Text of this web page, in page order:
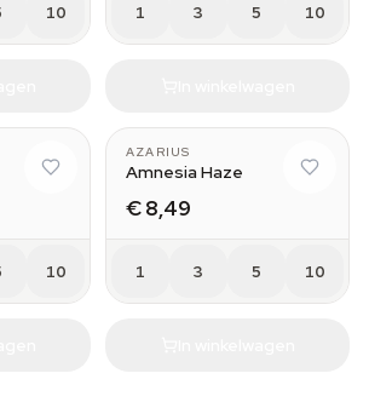
10 1 3 5 10
10
AZARIUS
Amnesia Haze
€ 8,49
1 3 5 10